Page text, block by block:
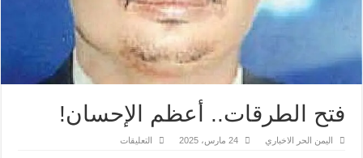
فتح الطرقات.. أعظم الإحسان!
اليمن الحر الاخباري 24 مارس، 2025 التعليقات